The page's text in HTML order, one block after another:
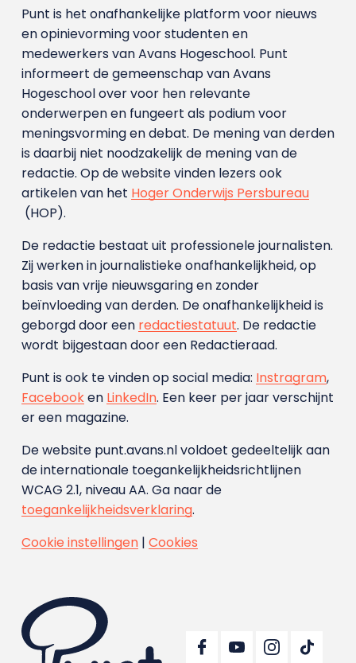
Punt is het onafhankelijke platform voor nieuws
en opinievorming voor studenten en
medewerkers van Avans Hoge­school. Punt
informeert de gemeenschap van Avans
Hogeschool over voor hen relevante
onderwerpen en fungeert als podium voor
meningsvorming en debat. De mening van derden
is daarbij niet noodzakelijk de mening van de
redactie. Op de website vinden lezers ook
artikelen van het Hoger Onderwijs Persbureau
(HOP).
De redactie bestaat uit professionele journalisten.
Zij werken in journalistieke onafhankelijkheid, op
basis van vrije nieuwsgaring en zonder
beïnvloeding van derden. De onafhankelijkheid is
geborgd door een redactiestatuut. De redactie
wordt bijgestaan door een Redactieraad.
Punt is ook te vinden op social media: Instragram,
Facebooken LinkedIn. Een keer per jaar verschijnt
er een magazine.
De website punt.avans.nl voldoet gedeeltelijk aan
de internationale toegankelijkheidsrichtlijnen
WCAG 2.1, niveau AA. Ga naar de
toegankelijkheidsverklaring.
Cookie instellingen| Cookies